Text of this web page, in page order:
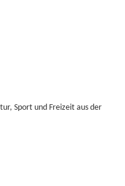
Sport und Freizeit aus der